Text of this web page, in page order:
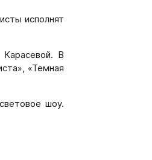
исполнят
Карасевой. В
«Темная
шоу.